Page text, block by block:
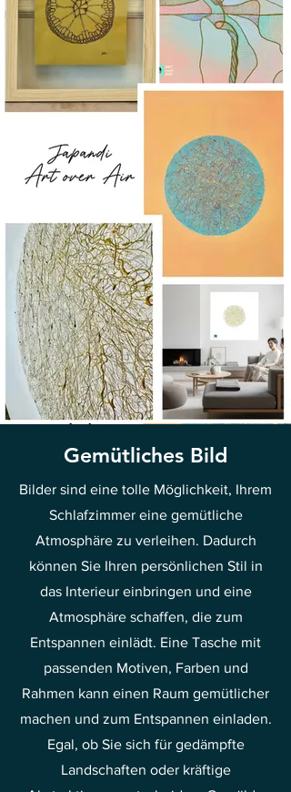
Gemütliches Bild
Bilder sind eine tolle Möglichkeit, Ihrem
Schlafzimmer eine gemütliche
Atmosphäre zu verleihen. Dadurch
können Sie Ihren persönlichen Stil in
das Interieur einbringen und eine
Atmosphäre schaffen, die zum
Entspannen einlädt. Eine Tasche mit
passenden Motiven, Farben und
Rahmen kann einen Raum gemütlicher
machen und zum Entspannen einladen.
Egal, ob Sie sich für gedämpfte
Landschaften oder kräftige